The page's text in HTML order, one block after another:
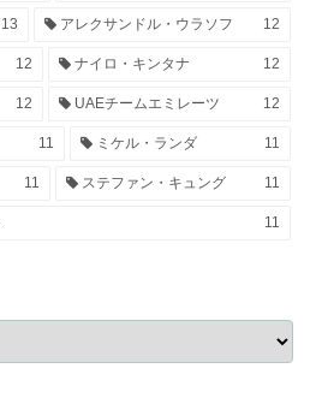
13 アレクサンドル・ウラソフ 12
12 ナイロ・キンタナ 12
12 UAEチームエミレーツ 12
11 ミケル・ランダ 11
11 ステファン・キュング 11
11